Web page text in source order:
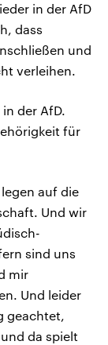
in der AfD
dass
und
verleihen.
der AfD.
für
auf die
Und wir
sind uns
mir
Und leider
geachtet,
da spielt